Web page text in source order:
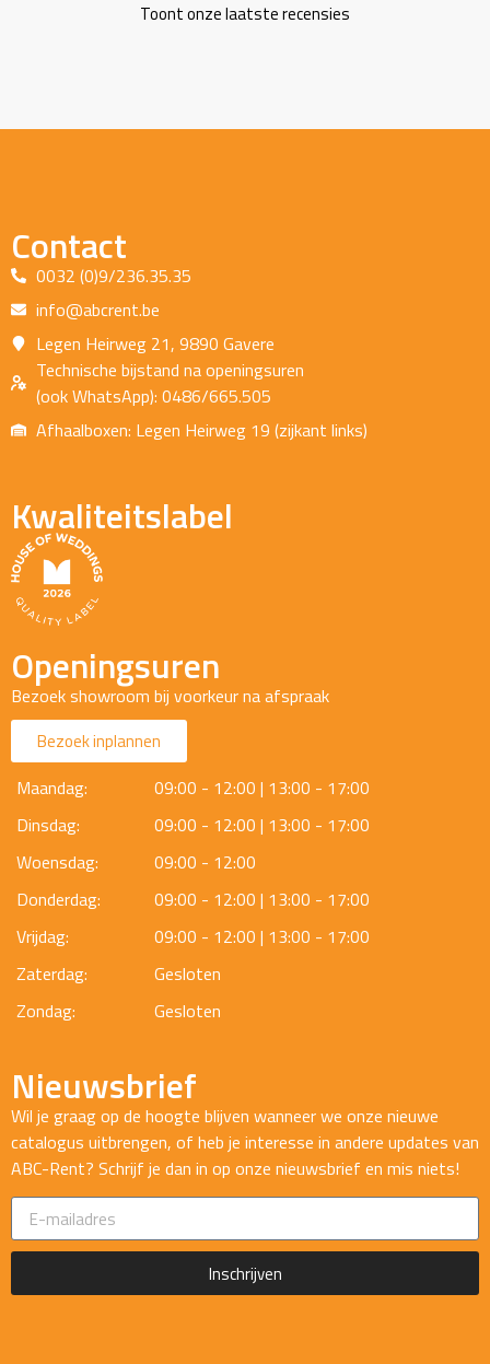
Toont onze laatste recensies
Contact
0032 (0)9/236.35.35
info@abcrent.be
Legen Heirweg 21, 9890 Gavere
Technische bijstand na openingsuren
(ook WhatsApp): 0486/665.505
Afhaalboxen: Legen Heirweg 19 (zijkant links)
Kwaliteitslabel
Openingsuren
Bezoek showroom bij voorkeur na afspraak
Bezoek inplannen
Maandag:
09:00 - 12:00 | 13:00 - 17:00
Dinsdag:
09:00 - 12:00 | 13:00 - 17:00
Woensdag:
09:00 - 12:00
Donderdag:
09:00 - 12:00 | 13:00 - 17:00
Vrijdag:
09:00 - 12:00 | 13:00 - 17:00
Zaterdag:
Gesloten
Zondag:
Gesloten
Nieuwsbrief
Wil je graag op de hoogte blijven wanneer we onze nieuwe
catalogus uitbrengen, of heb je interesse in andere updates van
ABC-Rent? Schrijf je dan in op onze nieuwsbrief en mis niets!
Inschrijven